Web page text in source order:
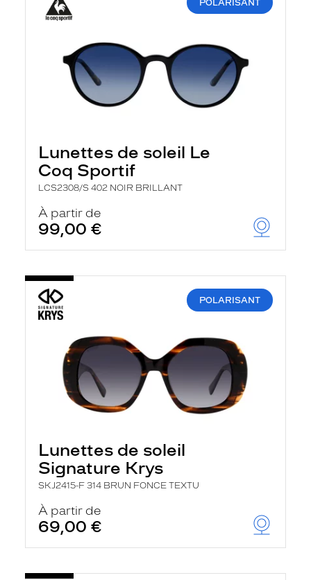
POLARISANT
Lunettes de soleil Le
Coq Sportif
LCS2308/S 402 NOIR BRILLANT
À partir de
99,00 €
POLARISANT
Lunettes de soleil
Signature Krys
SKJ2415-F 314 BRUN FONCE TEXTU
À partir de
69,00 €